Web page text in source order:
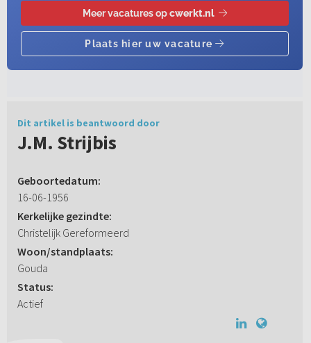
Dit artikel is beantwoord door
J.M. Strijbis
Geboortedatum:
16-06-1956
Kerkelijke gezindte:
Christelijk Gereformeerd
Woon/standplaats:
Gouda
Status:
Actief